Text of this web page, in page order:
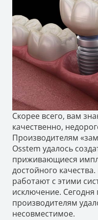
Скорее всего, вам
качественно,
Производителям
Osstem удалось
приживающиеся
достойного
работают с этими
исключение.
производителям
несовместимое.